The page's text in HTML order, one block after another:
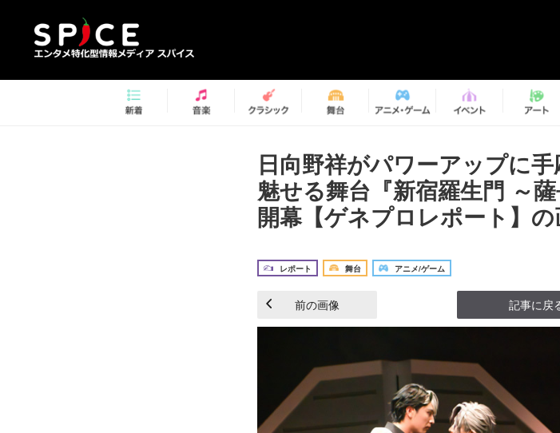
日向野祥がパワーアップに
魅せる舞台『新宿羅生門 ～
開幕【ゲネプロレポート】
レポート 舞台 アニメ/ゲーム
前の画像 記事に戻